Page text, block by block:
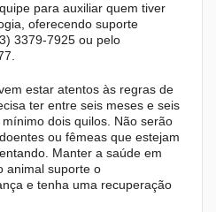
para auxiliar quem tiver
oferecendo suporte
3379-7925 ou pelo
estar atentos às regras de
ter entre seis meses e seis
dois quilos. Não serão
ou fêmeas que estejam
Manter a saúde em
animal suporte o
e tenha uma recuperação